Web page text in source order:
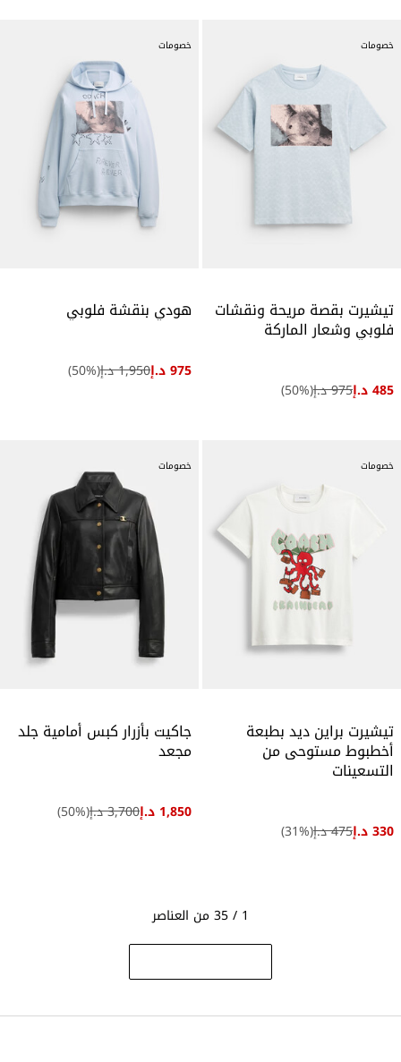
خصومات
تيشيرت بقصة مريحة ونقشات
فلوبي وشعار الماركة
485 د.إ 975 د.إ (
50%)
خصومات
هودي بنقشة فلوبي
975 د.إ 1,950 د.إ (
50%)
خصومات
تيشيرت براين ديد بطبعة
أخطبوط مستوحى من
التسعينات
330 د.إ 475 د.إ (
31%)
خصومات
جاكيت بأزرار كبس أمامية جلد
مجعد
1,850 د.إ 3,700 د.إ (
50%)
1 / 35 من العناصر